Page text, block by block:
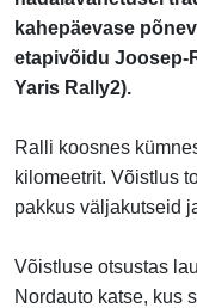
kahepäevase
etapivõidu Joosep-
Yaris Rally2).
Ralli koosnes
kilomeetrit. Võistlus
pakkus väljakutseid
Võistluse otsustas
Nordauto katse, kus